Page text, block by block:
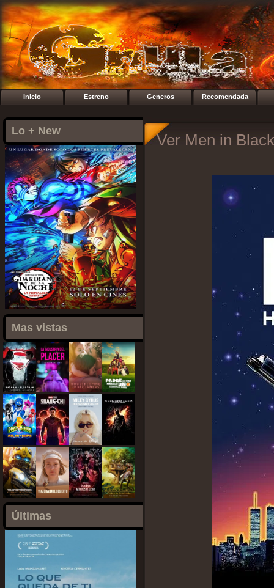
Inicio Estreno Generos Recomendada
Lo + New
Mas vistas
Últimas
Ver Men in